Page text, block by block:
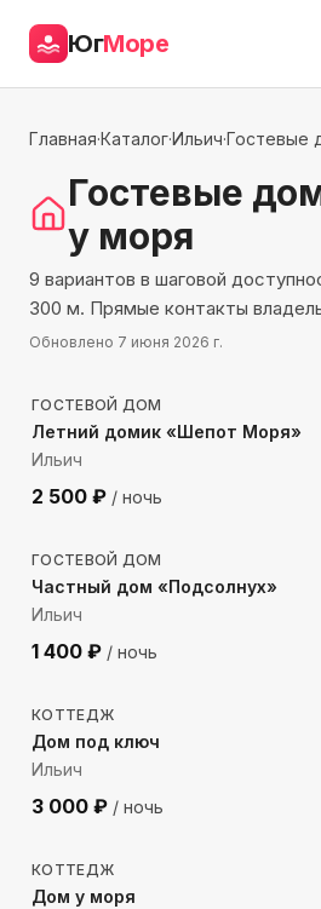
ЮгМоре
Главная·Каталог·Ильич·Гостевые
Гостевые
у моря
9 вариантов в шаговой
300 м. Прямые контакты
Обновлено 7 июня 2026 г.
167м до моря
ГОСТЕВОЙ ДОМ
Летний домик «Шепот Моря»
Ильич
2 500 ₽ / ночь
139м до моря
ГОСТЕВОЙ ДОМ
Частный дом «Подсолнух»
Ильич
1 400 ₽ / ночь
122м до моря
КОТТЕДЖ
Дом под ключ
Ильич
3 000 ₽ / ночь
204м до моря
КОТТЕДЖ
Дом у моря